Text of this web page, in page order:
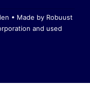
• Made by Robuust
and used